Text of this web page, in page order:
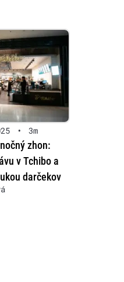
• 3m
zhon:
v Tchibo a
darčekov